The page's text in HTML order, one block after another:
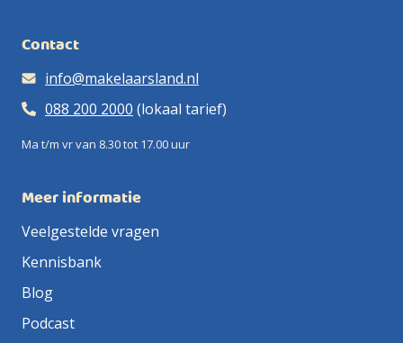
Contact
info@makelaarsland.nl
088 200 2000 (lokaal tarief)
Ma t/m vr van 8.30 tot 17.00 uur
Meer informatie
Veelgestelde vragen
Kennisbank
Blog
Podcast